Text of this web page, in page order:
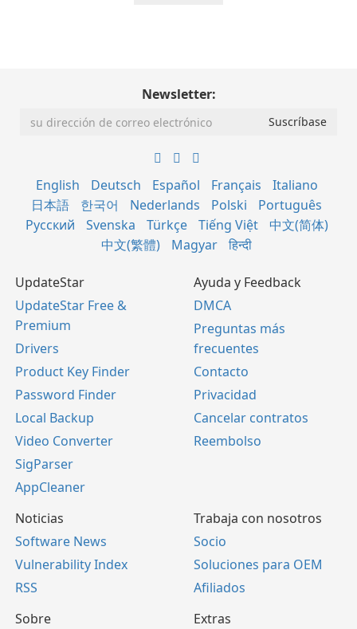
Newsletter:
English Deutsch Español Français
Italiano
日本語
한국어 Nederlands Polski
Português
Русский
Svenska Türkçe Tiếng Việt
中文(简体)
中文(繁體)
Magyar हिन्दी
UpdateStar
UpdateStar Free &
Premium
Drivers
Product Key Finder
Password Finder
Local Backup
Video Converter
SigParser
AppCleaner
Ayuda y Feedback
DMCA
Preguntas más
frecuentes
Contacto
Privacidad
Cancelar contratos
Reembolso
Noticias
Software News
Vulnerability Index
RSS
Trabaja con nosotros
Socio
Soluciones para OEM
Afiliados
Sobre
Extras